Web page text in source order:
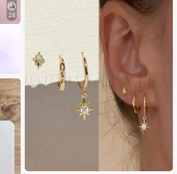
24